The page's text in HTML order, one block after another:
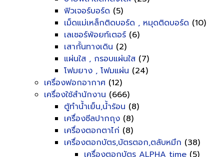
ฟิวเจอร์บอร์ด (5)
เม็ดแม่เหล็กติดบอร์ด , หมุดติดบอร์ด (10)
เลเซอร์พ้อยท์เตอร์ (6)
เสากั้นทางเดิน (2)
แผ่นใส , กรอบแผ่นใส (7)
โฟมยาง , โฟมแผ่น (24)
เครื่องฟอกอากาศ (12)
เครื่องใช้สำนักงาน (666)
ตู้ทำน้ำเย็น,น้ำร้อน (8)
เครื่องซีลปากถุง (8)
เครื่องตอกตาไก่ (8)
เครื่องตอกบัตร,บัตรตอก,ตลับหมึก (38)
เครื่องตอกบัตร ALPHA time (5)